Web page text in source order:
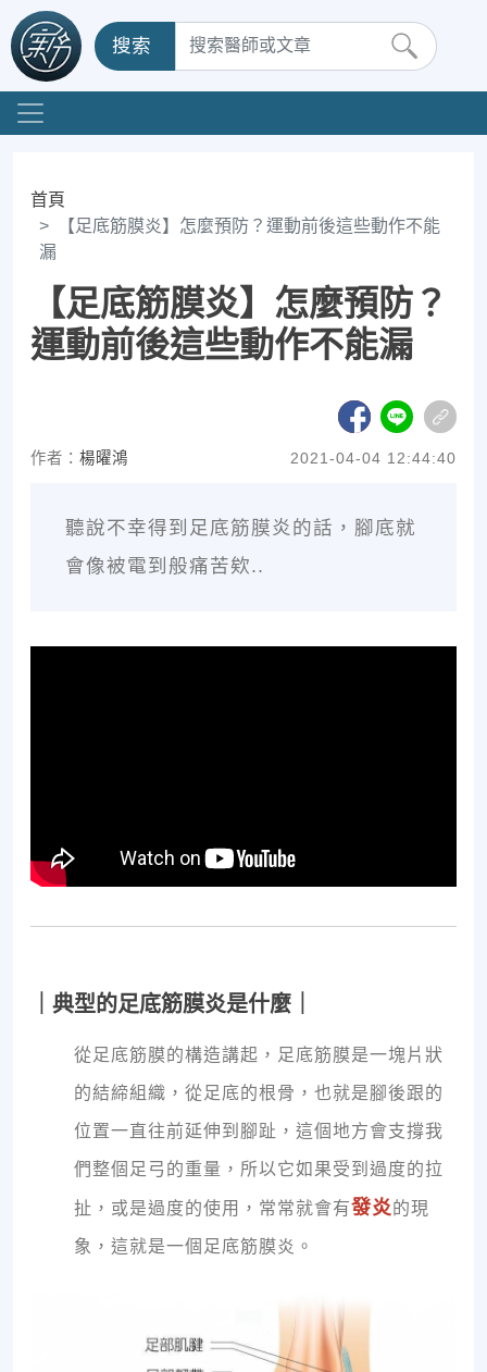
搜索
首頁
【足底筋膜炎】怎麼預防？運動前後這些動作不能
漏
【足底筋膜炎】怎麼預防？
運動前後這些動作不能漏
作者： 楊曜鴻 2021-04-04 12:44:40
聽說不幸得到足底筋膜炎的話，腳底就
會像被電到般痛苦欸..
｜典型的足底筋膜炎是什麼｜
從足底筋膜的構造講起，足底筋膜是一塊片狀
的結締組織，從足底的根骨，也就是腳後跟的
位置一直往前延伸到腳趾，這個地方會支撐我
們整個足弓的重量，所以它如果受到過度的拉
扯，或是過度的使用，常常就會有發炎的現
象，這就是一個足底筋膜炎。